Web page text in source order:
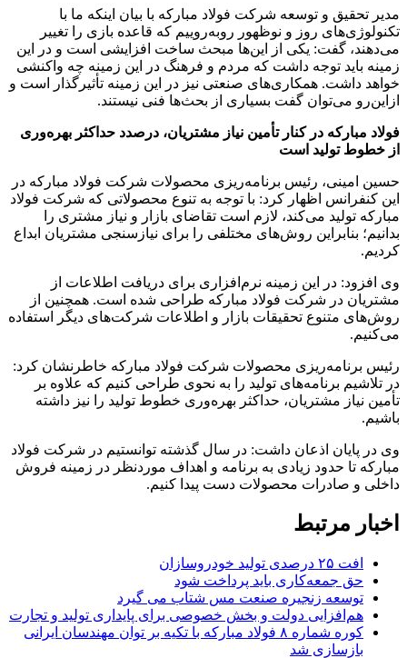
مدیر تحقیق و توسعه شرکت فولاد مبارکه با بیان اینکه ما با
تکنولوژی‌های روز و نوظهور روبه‌روییم که قاعده بازی را تغییر
می‌دهند، گفت: یکی از این‌ها مبحث ساخت افزایشی است و در این
زمینه باید توجه داشت که مردم و فرهنگ در این زمینه چه واکنشی
خواهد داشت. همکاری‌های صنعتی نیز در این زمینه تأثیرگذار است و
ازاین‌رو می‌توان گفت بسیاری از بحث‌ها فنی نیستند.
فولاد مبارکه در کنار تأمین نیاز مشتریان، درصدد حداکثر بهره‌وری
از خطوط تولید است
حسین امینی، رئیس برنامه‌ریزی محصولات شرکت فولاد مبارکه در
این کنفرانس اظهار کرد: با توجه به تنوع محصولاتی که شرکت فولاد
مبارکه تولید می‌کند، لازم است تقاضای بازار و نیاز مشتری را
بدانیم؛ بنابراین روش‌های مختلفی را برای نیازسنجی مشتریان ابداع
کردیم.
وی افزود: در این زمینه نرم‌افزاری برای دریافت اطلاعات از
مشتریان در شرکت فولاد مبارکه طراحی شده است. همچنین از
روش‌های متنوع تحقیقات بازار و اطلاعات شرکت‌های دیگر استفاده
می‌کنیم.
رئیس برنامه‌ریزی محصولات شرکت فولاد مبارکه خاطرنشان کرد:
در تلاشیم برنامه‌های تولید را به نحوی طراحی کنیم که علاوه بر
تأمین نیاز مشتریان، حداکثر بهره‌وری خطوط تولید را نیز داشته
باشیم.
وی در پایان اذعان داشت: در سال گذشته توانستیم در شرکت فولاد
مبارکه تا حدود زیادی به برنامه و اهداف موردنظر در زمینه فروش
داخلی و صادرات محصولات دست پیدا کنیم.
اخبار مرتبط
افت ۲۵ درصدی تولید خودروسازان
حق جمعه‌کاری باید پرداخت شود
توسعه زنجیره صنعت مس شتاب می گیرد
هم‌افزایی دولت و بخش خصوصی برای پایداری تولید و تجارت
کوره شماره ۸ فولاد مبارکه با تکیه بر توان مهندسان ایرانی
بازسازی شد